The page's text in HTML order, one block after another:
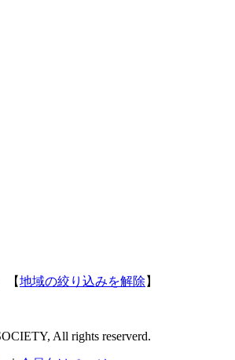
【地域の絞り込みを解除 】
All rights reserverd.